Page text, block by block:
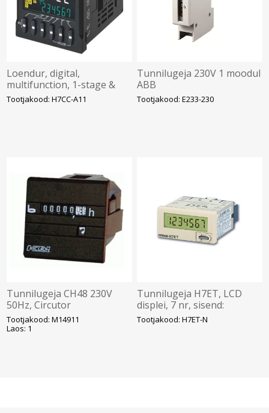
Loendur, digital,
multifunction, 1-stage &
total present, SPDT-NO,
3A, 11-pin, Omron
Tootjakood: H7CC-A11
Tunnilugeja 230V 1 moodul
ABB
Tootjakood: E233-230
Tunnilugeja CH48 230V
50Hz, Circutor
Tootjakood: M14911
Laos: 1
Tunnilugeja H7ET, LCD
displei, 7 nr, sisend:
kontakt, akuga, RESET,
24x48x55.5mm, Omron
Tootjakood: H7ET-N